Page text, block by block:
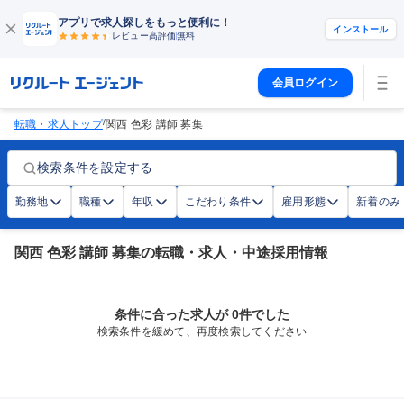
アプリで求人探しをもっと便利に！
レビュー高評価無料
インストール
会員ログイン
転職・求人トップ/関西 色彩 講師 募集
検索条件を設定する
勤務地 職種 年収 こだわり条件 雇用形態 新着のみ
関西 色彩 講師 募集の転職・求人・中途採用情報
条件に合った求人が 0件でした
検索条件を緩めて、再度検索してください